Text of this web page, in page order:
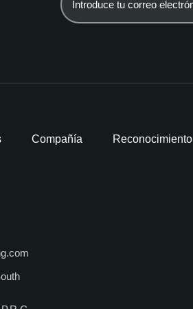
Compañía Reconocimiento